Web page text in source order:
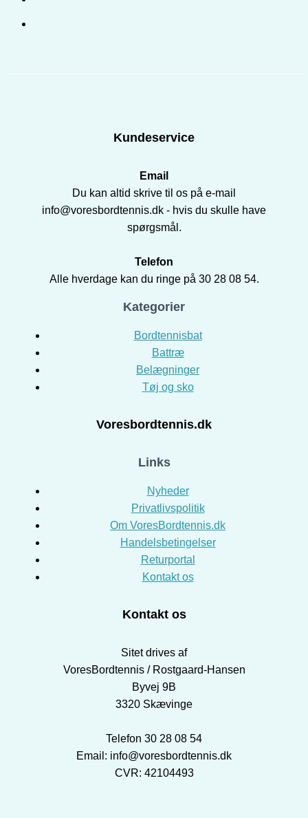
Kundeservice
Email
Du kan altid skrive til os på e-mail
info@voresbordtennis.dk - hvis du skulle have
spørgsmål.
Telefon
Alle hverdage kan du ringe på 30 28 08 54.
Kategorier
Bordtennisbat
Battræ
Belægninger
Tøj og sko
Voresbordtennis.dk
Links
Nyheder
Privatlivspolitik
Om VoresBordtennis.dk
Handelsbetingelser
Returportal
Kontakt os
Kontakt os
Sitet drives af
VoresBordtennis / Rostgaard-Hansen
Byvej 9B
3320 Skævinge
Telefon 30 28 08 54
Email: info@voresbordtennis.dk
CVR: 42104493